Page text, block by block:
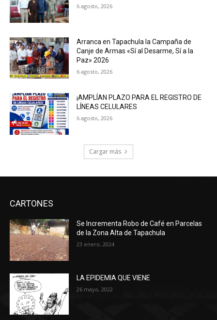
6 agosto, 2026
Arranca en Tapachula la Campaña de
Canje de Armas «Sí al Desarme, Sí a la
Paz» 2026
6 agosto, 2026
¡AMPLÍAN PLAZO PARA EL REGISTRO DE
LÍNEAS CELULARES
6 agosto, 2026
Cargar más
CARTONES
Se Incrementa Robo de Café en Parcelas
de la Zona Alta de Tapachula
23 enero, 2024
LA EPIDEMIA QUE VIENE
26 mayo, 2022